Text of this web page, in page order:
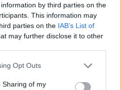
by third parties on the
This information may
parties on the IAB’s List of
may further disclose it to other
app uses one or more Google
behaviour. You may click to
Opt Outs
Sharing of my
Ελπίζω ότι κάναμε κάτι - «Ο
όροι του Ζελένσκι